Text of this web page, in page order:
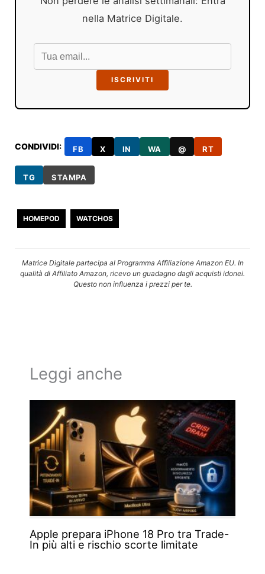
nella Matrice Digitale.
ISCRIVITI
CONDIVIDI: FB X IN WA @ RT
TG STAMPA
HOMEPOD WATCHOS
Matrice Digitale partecipa al Programma Affiliazione Amazon EU. In
qualità di Affiliato Amazon, ricevo un guadagno dagli acquisti idonei.
Questo non influenza i prezzi per te.
Leggi anche
Apple prepara iPhone 18 Pro tra Trade-
In più alti e rischio scorte limitate